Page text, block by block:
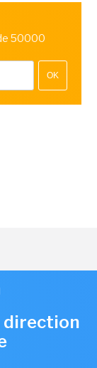
50000
OK
direction